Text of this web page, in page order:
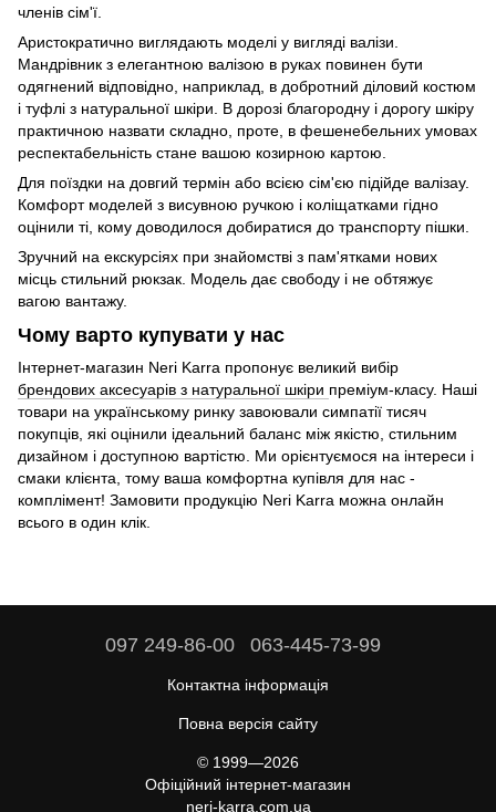
членів сім'ї.
Аристократично виглядають моделі у вигляді валізи.
Мандрівник з елегантною валізою в руках повинен бути
одягнений відповідно, наприклад, в добротний діловий костюм
і туфлі з натуральної шкіри. В дорозі благородну і дорогу шкіру
практичною назвати складно, проте, в фешенебельних умовах
респектабельність стане вашою козирною картою.
Для поїздки на довгий термін або всією сім'єю підійде валізау.
Комфорт моделей з висувною ручкою і коліщатками гідно
оцінили ті, кому доводилося добиратися до транспорту пішки.
Зручний на екскурсіях при знайомстві з пам'ятками нових
місць стильний рюкзак. Модель дає свободу і не обтяжує
вагою вантажу.
Чому варто купувати у нас
Інтернет-магазин Neri Karra пропонує великий вибір
брендових аксесуарів з натуральної шкіри преміум-класу. Наші
товари на українському ринку завоювали симпатії тисяч
покупців, які оцінили ідеальний баланс між якістю, стильним
дизайном і доступною вартістю. Ми орієнтуємося на інтереси і
смаки клієнта, тому ваша комфортна купівля для нас -
комплімент! Замовити продукцію Neri Karra можна онлайн
всього в один клік.
097 249-86-00 063-445-73-99
Контактна інформація
Повна версія сайту
© 1999—2026
Офіційний інтернет-магазин
neri-karra.com.ua